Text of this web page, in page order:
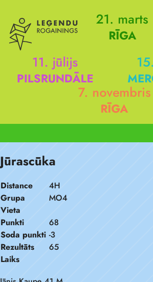
21. marts
RĪGA
11. jūlijs
PILSRUNDĀLE
7. novembris
RĪGA
Jūrascūka
Distance
4H
Grupa
MO4
Vieta
Punkti
68
Soda punkti -3
Rezultāts
65
Laiks